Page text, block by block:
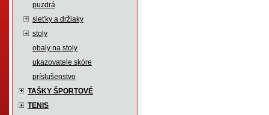
puzdrá
sieťky a držiaky
stoly
obaly na stoly
ukazovatele skóre
príslušenstvo
TAŠKY ŠPORTOVÉ
TENIS